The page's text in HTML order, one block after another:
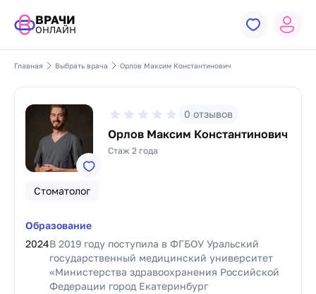
ВРАЧИ
ОНЛАЙН
Главная Выбрать врача Орлов Максим Константинович
0 отзывов
Орлов Максим Константинович
Стаж 2 года
Стоматолог
Образование
2024В 2019 году поступила в ФГБОУ Уральский
государственный медицинский университет
«Министерства здравоохранения Российской
Федерации город Екатеринбург